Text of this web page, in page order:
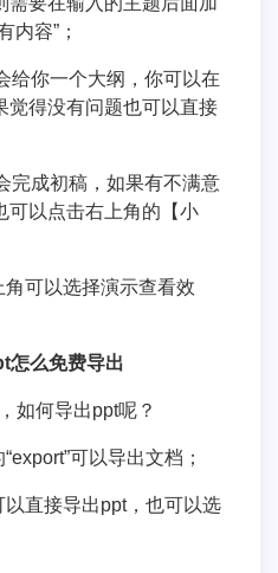
内容”；
给你一个大纲，你可以在
觉得没有问题也可以直接
完成初稿，如果有不满意
可以点击右上角的【小
可以选择演示查看效
怎么免费导出
如何导出ppt呢？
可以导出文档；
直接导出ppt，也可以选